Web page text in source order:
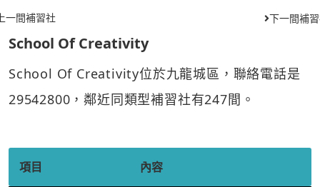
一間補習社 下一間補
School Of Creativity
School Of Creativity位於九龍城區，聯絡電話是
29542800，鄰近同類型補習社有247間。
項目 內容